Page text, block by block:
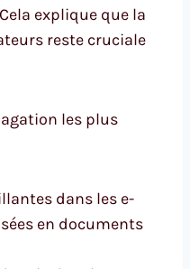
explique que la
reste cruciale
les plus
dans les e-
en documents